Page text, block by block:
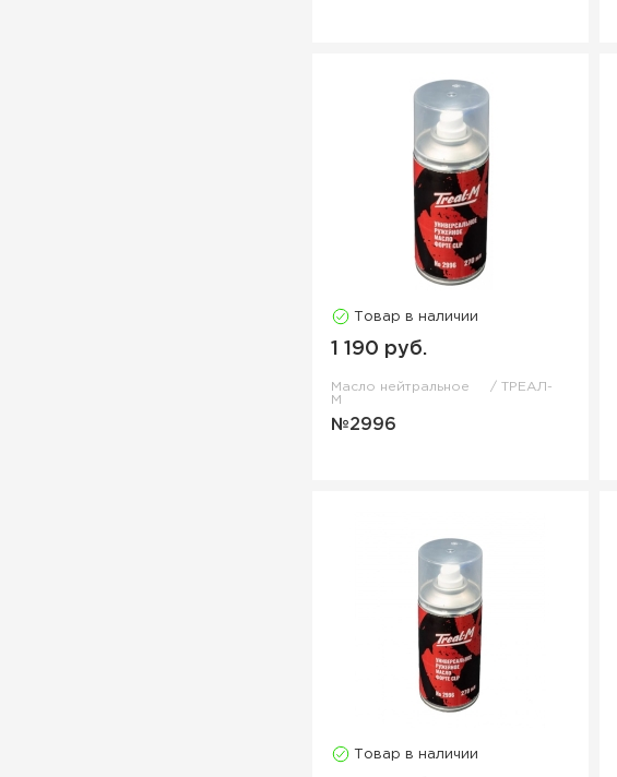
Товар в наличии
1 190 руб.
Масло нейтральное
ТРЕАЛ-
М
№2996
Товар в наличии